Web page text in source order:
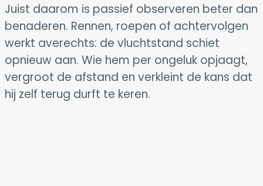
Juist daarom is passief observeren beter dan
benaderen. Rennen, roepen of achtervolgen
werkt averechts: de vluchtstand schiet
opnieuw aan. Wie hem per ongeluk opjaagt,
vergroot de afstand en verkleint de kans dat
hij zelf terug durft te keren.